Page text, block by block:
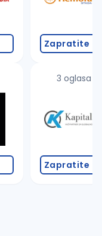
Zapratite
3 oglasa
Zapratite